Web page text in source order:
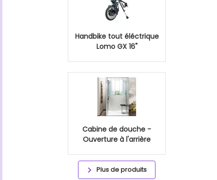
Handbike tout éléctrique
Lomo GX 16"
Cabine de douche -
Ouverture à l'arrière
Plus de produits